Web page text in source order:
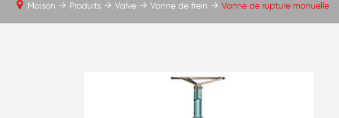
Maison Produits Valve Vanne de frein Vanne de rupture manuelle